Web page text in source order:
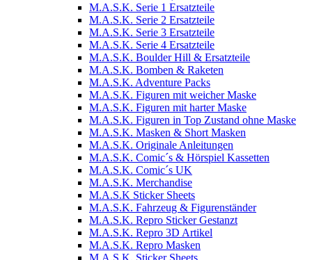
M.A.S.K. Serie 1 Ersatzteile
M.A.S.K. Serie 2 Ersatzteile
M.A.S.K. Serie 3 Ersatzteile
M.A.S.K. Serie 4 Ersatzteile
M.A.S.K. Boulder Hill & Ersatzteile
M.A.S.K. Bomben & Raketen
M.A.S.K. Adventure Packs
M.A.S.K. Figuren mit weicher Maske
M.A.S.K. Figuren mit harter Maske
M.A.S.K. Figuren in Top Zustand ohne Maske
M.A.S.K. Masken & Short Masken
M.A.S.K. Originale Anleitungen
M.A.S.K. Comic´s & Hörspiel Kassetten
M.A.S.K. Comic´s UK
M.A.S.K. Merchandise
M.A.S.K Sticker Sheets
M.A.S.K. Fahrzeug & Figurenständer
M.A.S.K. Repro Sticker Gestanzt
M.A.S.K. Repro 3D Artikel
M.A.S.K. Repro Masken
M.A.S.K. Sticker Sheets